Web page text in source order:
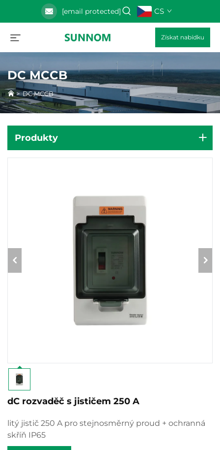
[email protected] CS
Získat nabídku
DC MCCB
>DC MCCB
Produkty
dC rozvaděč s jističem 250 A
litý jistič 250 A pro stejnosměrný proud + ochranná
skříň IP65